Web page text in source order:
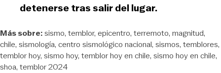
detenerse tras salir del lugar.
Más sobre:sismo temblor epicentro terremoto magnitud
chile sismología centro sismológico nacional sismos temblores
temblor hoy sismo hoy temblor hoy en chile sismo hoy en chile
shoa temblor 2024